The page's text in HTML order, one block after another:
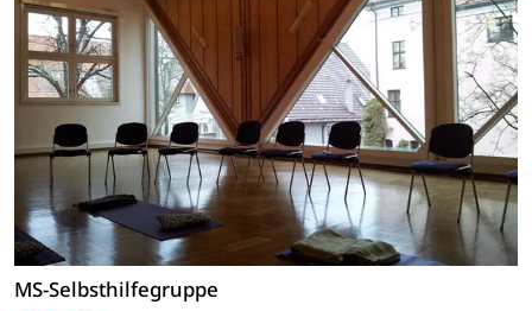
MS-Selbsthilfegruppe